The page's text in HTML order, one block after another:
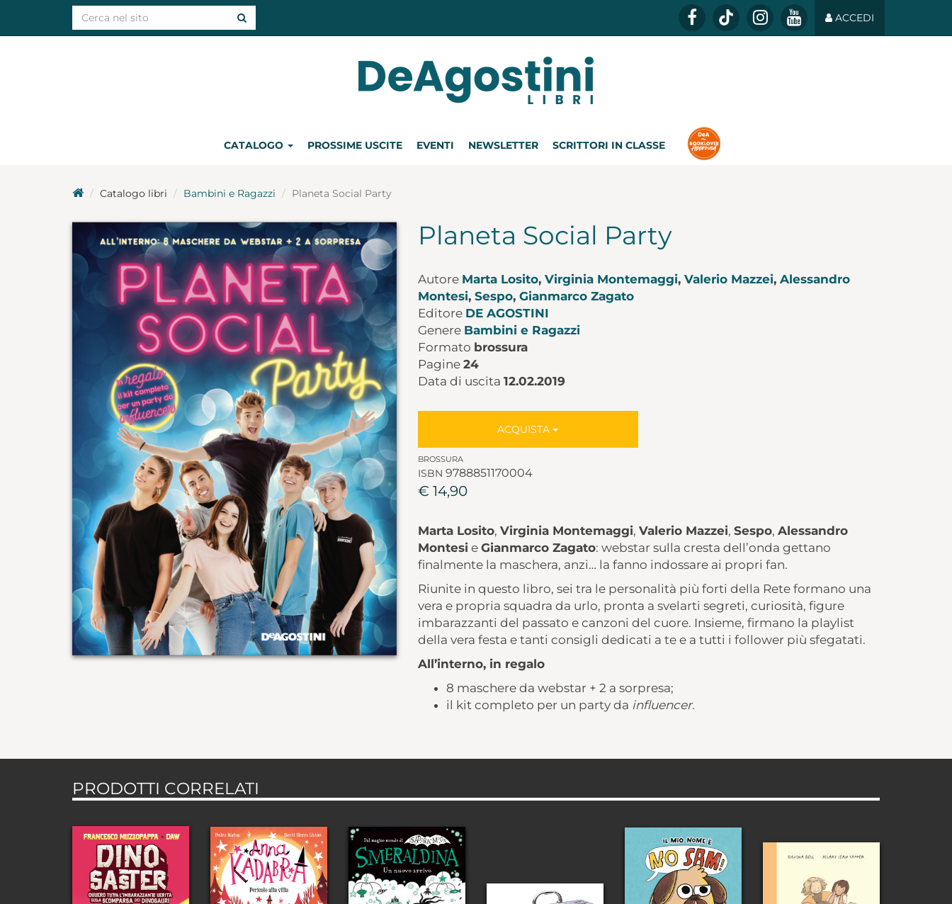
ACCEDI
CATALOGO PROSSIME USCITE EVENTI NEWSLETTER SCRITTORI IN CLASSE
Catalogo libri Bambini e Ragazzi Planeta Social Party
Planeta Social Party
Autore Marta Losito, Virginia Montemaggi, Valerio Mazzei, Alessandro
Montesi, Sespo, Gianmarco Zagato
Editore DE AGOSTINI
Genere Bambini e Ragazzi
Formato brossura
Pagine 24
Data di uscita 12.02.2019
ACQUISTA
BROSSURA
ISBN 9788851170004
€ 14,90
Marta Losito, Virginia Montemaggi, Valerio Mazzei, Sespo, Alessandro
Montesi e Gianmarco Zagato: webstar sulla cresta dell’onda gettano
finalmente la maschera, anzi… la fanno indossare ai propri fan.
Riunite in questo libro, sei tra le personalità più forti della Rete formano una
vera e propria squadra da urlo, pronta a svelarti segreti, curiosità, figure
imbarazzanti del passato e canzoni del cuore. Insieme, firmano la playlist
della vera festa e tanti consigli dedicati a te e a tutti i follower più sfegatati.
All’interno, in regalo
8 maschere da webstar + 2 a sorpresa;
il kit completo per un party da influencer.
PRODOTTI CORRELATI